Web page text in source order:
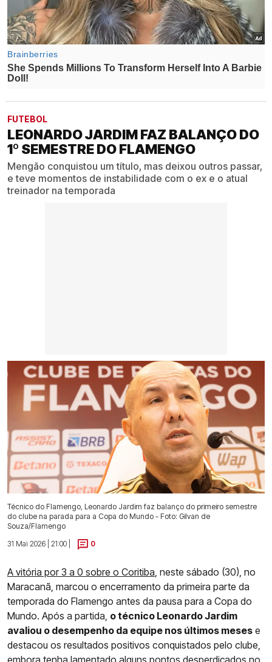
FUTEBOL
LEONARDO JARDIM FAZ BALANÇO DO
1º SEMESTRE DO FLAMENGO
Mengão conquistou um título, mas deixou outros passar,
e teve momentos de instabilidade com o ex e o atual
treinador na temporada
Técnico do Flamengo, Leonardo Jardim faz balanço do primeiro semestre
do clube na parada para a Copa do Mundo - Foto: Gilvan de
Souza/Flamengo
31 Mai 2026 | 21:00 |
0
A vitória por 3 a 0 sobre o Coritiba , neste sábado (30), no
Maracanã, marcou o encerramento da primeira parte da
temporada do Flamengo antes da pausa para a Copa do
Mundo. Após a partida, o técnico Leonardo Jardim
avaliou o desempenho da equipe nos últimos meses e
destacou os resultados positivos conquistados pelo clube,
embora tenha lamentado alguns pontos desperdiçados no